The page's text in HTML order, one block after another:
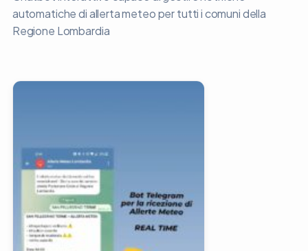
automatiche di allerta meteo per tutti i comuni della
Regione Lombardia